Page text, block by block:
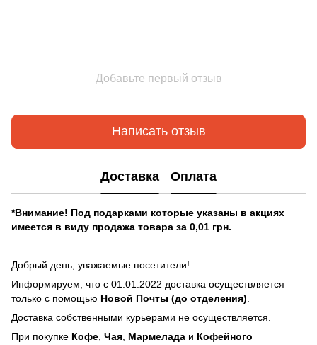
Добавьте первый отзыв
Написать отзыв
Доставка Оплата
*Внимание! Под подарками которые указаны в акциях
имеется в виду продажа товара за 0,01 грн.
Добрый день, уважаемые посетители!
Информируем, что с 01.01.2022 доставка осуществляется
только с помощью Новой Почты (до отделения)
Доставка собственными курьерами не осуществляется.
При покупке Кофе Чая Мармелада и Кофейного